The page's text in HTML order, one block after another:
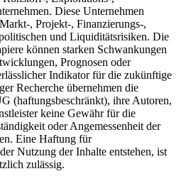
Diese Unternehmen
, Projekt-, Finanzierungs-,
und Liquiditätsrisiken. Die
können starken Schwankungen
Prognosen oder
Indikator für die zukünftige
Recherche übernehmen die
(haftungsbeschränkt), ihre Autoren,
keine Gewähr für die
oder Angemessenheit der
Eine Haftung für
Nutzung der Inhalte entstehen, ist
zulässig.